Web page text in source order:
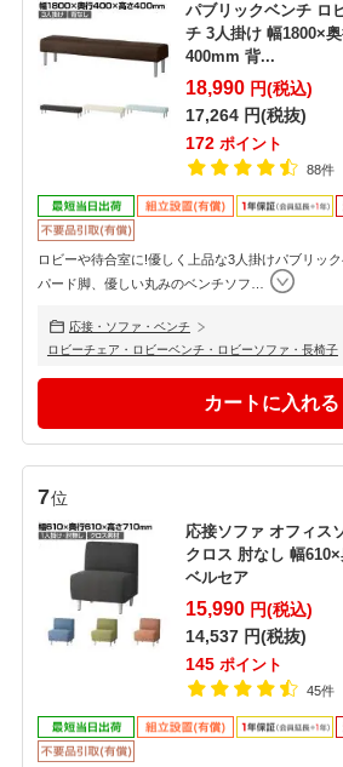
パブリックベンチ ロ
チ 3人掛け 幅1800×
400mm 背...
18,990円(税込)
17,264円(税抜)
172 ポイント
88件
ロビーや待合室に!優しく上品な3人掛けパブリッ
パード脚、優しい丸みのベンチソフ
応接・ソファ・ベンチ
ロビーチェア・ロビーベンチ・ロビーソファ・長椅子
7位
応接ソファ オフィス
クロス 肘なし 幅
ベルセア
15,990円(税込)
14,537円(税抜)
145 ポイント
45件